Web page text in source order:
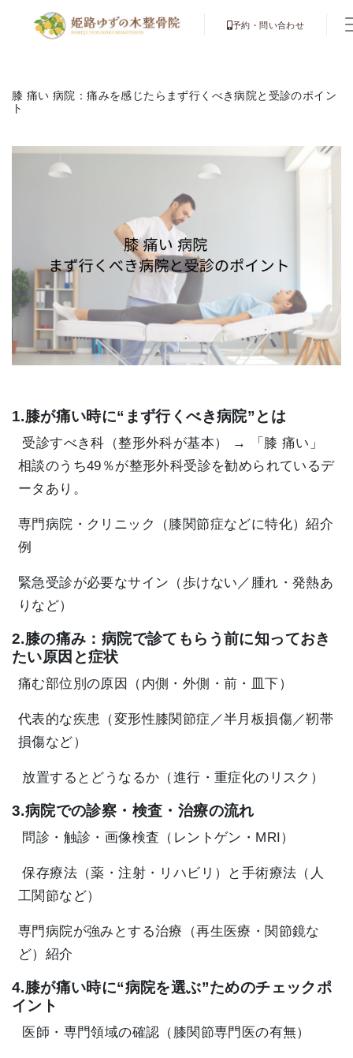
予約・問い合わせ
膝 痛い 病院：痛みを感じたらまず行くべき病院と受診のポイン
ト
1.膝が痛い時に“まず行くべき病院”とは
受診すべき科（整形外科が基本） → 「膝 痛い」
相談のうち49％が整形外科受診を勧められているデ
ータあり。
専門病院・クリニック（膝関節症などに特化）紹介
例
緊急受診が必要なサイン（歩けない／腫れ・発熱あ
りなど）
2.膝の痛み：病院で診てもらう前に知っておき
たい原因と症状
痛む部位別の原因（内側・外側・前・皿下）
代表的な疾患（変形性膝関節症／半月板損傷／靭帯
損傷など）
放置するとどうなるか（進行・重症化のリスク）
3.病院での診察・検査・治療の流れ
問診・触診・画像検査（レントゲン・MRI）
保存療法（薬・注射・リハビリ）と手術療法（人
工関節など）
専門病院が強みとする治療（再生医療・関節鏡な
ど）紹介
4.膝が痛い時に“病院を選ぶ”ためのチェックポ
イント
医師・専門領域の確認（膝関節専門医の有無）